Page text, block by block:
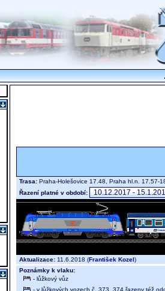
Trasa: Praha-Holešovice 17.48, Praha hl.n. 17.57-
Řazení platné v období:
Aktualizace: 11.6.2018 (František Kozel)
Poznámky k vlaku:
- lůžkový vůz
- v lůžkových vozech č. 373, 374 řazeny též